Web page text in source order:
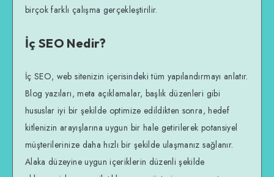
birçok farklı çalışma gerçekleştirilir.
İç SEO Nedir?
İç SEO, web sitenizin içerisindeki tüm yapılandırmayı anlatır.
Blog yazıları, meta açıklamalar, başlık düzenleri gibi
hususlar iyi bir şekilde optimize edildikten sonra, hedef
kitlenizin arayışlarına uygun bir hale getirilerek potansiyel
müşterilerinize daha hızlı bir şekilde ulaşmanız sağlanır.
Alaka düzeyine uygun içeriklerin düzenli şekilde